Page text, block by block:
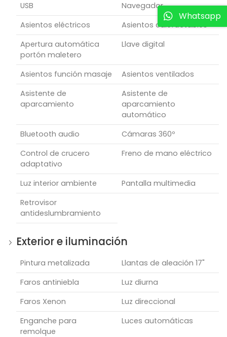
USB
Navegador
Asientos eléctricos
Asientos calefactables
Apertura automática
portón maletero
Llave digital
Asientos función masaje
Asientos ventilados
Asistente de
aparcamiento
Asistente de
aparcamiento
automático
Bluetooth audio
Cámaras 360º
Control de crucero
adaptativo
Freno de mano eléctrico
Luz interior ambiente
Pantalla multimedia
Retrovisor
antideslumbramiento
Exterior e iluminación
Pintura metalizada
Llantas de aleación 17"
Faros antiniebla
Luz diurna
Faros Xenon
Luz direccional
Enganche para
remolque
Luces automáticas
Whatsapp